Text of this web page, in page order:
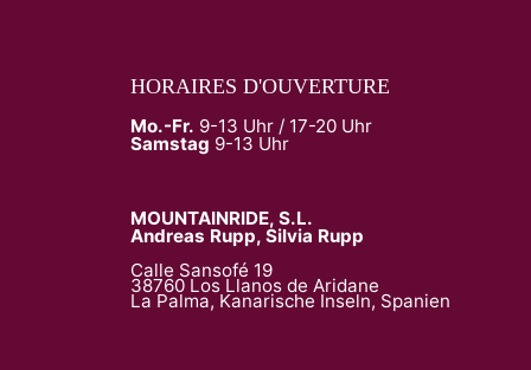
HORAIRES D'OUVERTURE
Mo.-Fr. 9-13 Uhr / 17-20 Uhr
Samstag 9-13 Uhr
MOUNTAINRIDE, S.L.
Andreas Rupp, Silvia Rupp
Calle Sansofé 19
38760 Los Llanos de Aridane
La Palma, Kanarische Inseln, Spanien